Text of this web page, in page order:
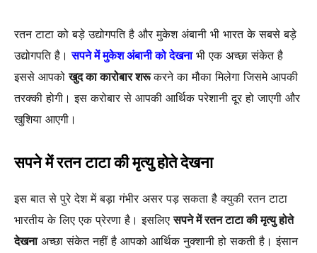
रतन टाटा को बड़े उद्योगपति है और मुकेश अंबानी भी भारत के सबसे बड़े
उद्योगपति है।सपने में मुकेश अंबानी को देखनाभी एक अच्छा संकेत है
इससे आपकोखुद का कारोबार शरूकरने का मौका मिलेगा जिसमे आपकी
तरक्की होगी। इस करोबार से आपकी आर्थिक परेशानी दूर हो जाएगी और
खुशिया आएगी।
सपने में रतन टाटा की मृत्यु होते देखना
इस बात से पुरे देश में बड़ा गंभीर असर पड़ सकता है क्युकी रतन टाटा
भारतीय के लिए एक प्रेरणा है। इसलिएसपने में रतन टाटा की मृत्यु होते
देखनाअच्छा संकेत नहीं है आपको आर्थिक नुक्शानी हो सकती है। इंसान